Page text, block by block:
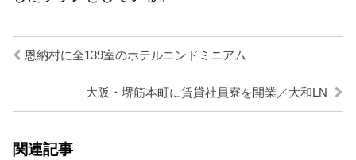
恩納村に全139室のホテルコンドミニアム
大阪・堺筋本町に賃貸社員寮を開業／大和LN
関連記事